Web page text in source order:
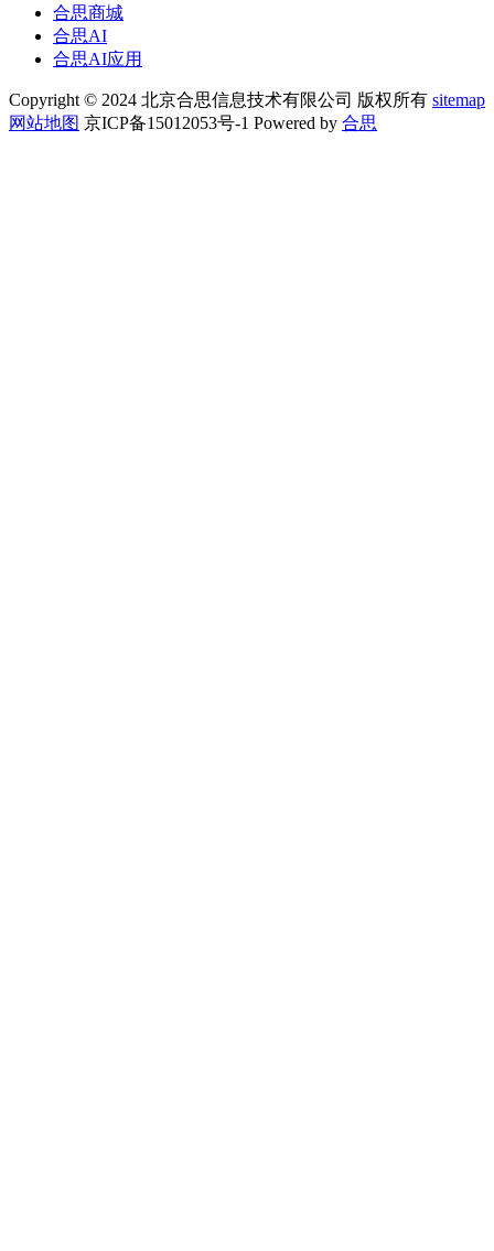
合思商城
合思AI
合思AI应用
Copyright © 2024 北京合思信息技术有限公司 版权所有 sitemap
网站地图 京ICP备15012053号-1 Powered by 合思